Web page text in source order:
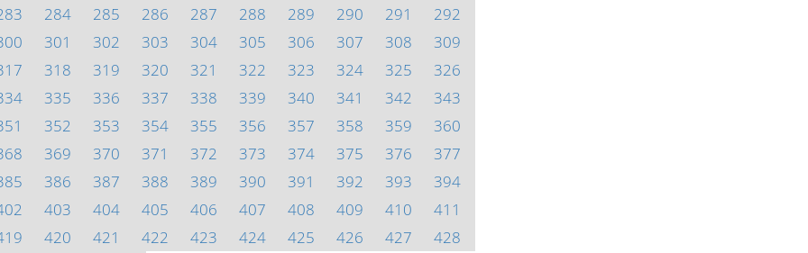
284 285 286 287 288 289 290 291
292
301 302 303 304 305 306 307 308
309
318 319 320 321 322 323 324 325
326
335 336 337 338 339 340 341 342
343
352 353 354 355 356 357 358 359
360
369 370 371 372 373 374 375 376
377
386 387 388 389 390 391 392 393
394
403 404 405 406 407 408 409 410
411
420 421 422 423 424 425 426 427
428